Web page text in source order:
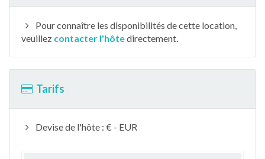
Pour connaître les disponibilités de cette location,
veuillez contacter l'hôtedirectement.
Tarifs
Devise de l'hôte : € - EUR